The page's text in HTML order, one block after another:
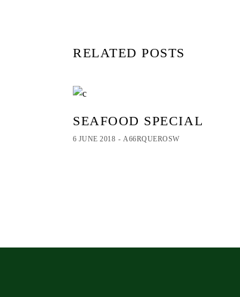
RELATED POSTS
SEAFOOD SPECIAL
6 JUNE 2018 A66RQUEROSW